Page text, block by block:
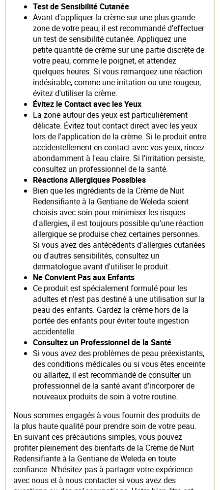
Test de Sensibilité Cutanée
Avant d'appliquer la crème sur une plus grande
zone de votre peau, il est recommandé d'effectuer
un test de sensibilité cutanée. Appliquez une
petite quantité de crème sur une partie discrète de
votre peau, comme le poignet, et attendez
quelques heures. Si vous remarquez une réaction
indésirable, comme une irritation ou une rougeur,
évitez d'utiliser la crème.
Évitez le Contact avec les Yeux
La zone autour des yeux est particulièrement
délicate. Évitez tout contact direct avec les yeux
lors de l'application de la crème. Si le produit entre
accidentellement en contact avec vos yeux, rincez
abondamment à l'eau claire. Si l'irritation persiste,
consultez un professionnel de la santé.
Réactions Allergiques Possibles
Bien que les ingrédients de la Crème de Nuit
Redensifiante à la Gentiane de Weleda soient
choisis avec soin pour minimiser les risques
d'allergies, il est toujours possible qu'une réaction
allergique se produise chez certaines personnes.
Si vous avez des antécédents d'allergies cutanées
ou d'autres sensibilités, consultez un
dermatologue avant d'utiliser le produit.
Ne Convient Pas aux Enfants
Ce produit est spécialement formulé pour les
adultes et n'est pas destiné à une utilisation sur la
peau des enfants. Gardez la crème hors de la
portée des enfants pour éviter toute ingestion
accidentelle.
Consultez un Professionnel de la Santé
Si vous avez des problèmes de peau préexistants,
des conditions médicales ou si vous êtes enceinte
ou allaitez, il est recommandé de consulter un
professionnel de la santé avant d'incorporer de
nouveaux produits de soin à votre routine.
Nous sommes engagés à vous fournir des produits de
la plus haute qualité pour prendre soin de votre peau.
En suivant ces précautions simples, vous pouvez
profiter pleinement des bienfaits de la Crème de Nuit
Redensifiante à la Gentiane de Weleda en toute
confiance. N'hésitez pas à partager votre expérience
avec nous et à nous contacter si vous avez des